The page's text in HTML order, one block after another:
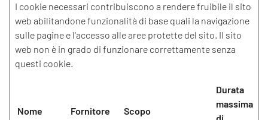
I cookie necessari contribuiscono a rendere fruibile il sito
web abilitandone funzionalità di base quali la navigazione
sulle pagine e l'accesso alle aree protette del sito. Il sito
web non è in grado di funzionare correttamente senza
questi cookie.
Nome Fornitore Scopo
Durata
massima